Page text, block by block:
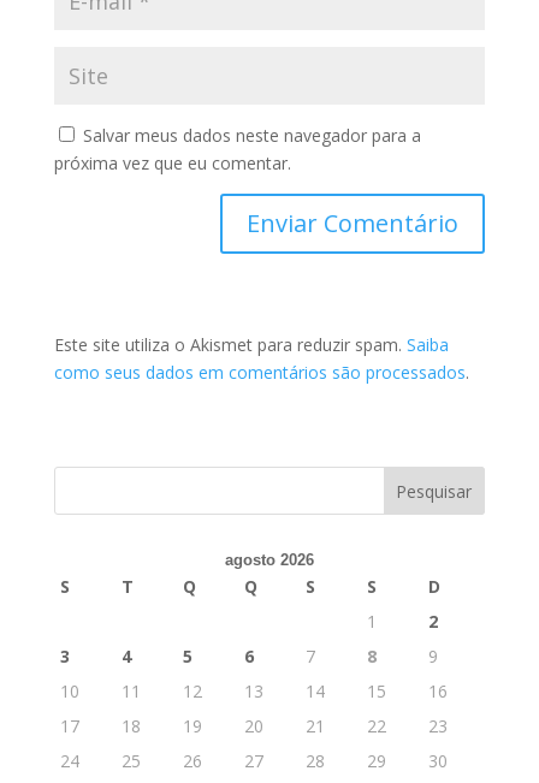
Salvar meus dados neste navegador para a
próxima vez que eu comentar.
Este site utiliza o Akismet para reduzir spam. Saiba
como seus dados em comentários são processados.
agosto 2026
S T Q Q S S
D
1
2
3
4 5 6 7 8
9
10
11 12 13 14 15
16
17
18 19 20 21 22
23
24
25 26 27 28 29
30